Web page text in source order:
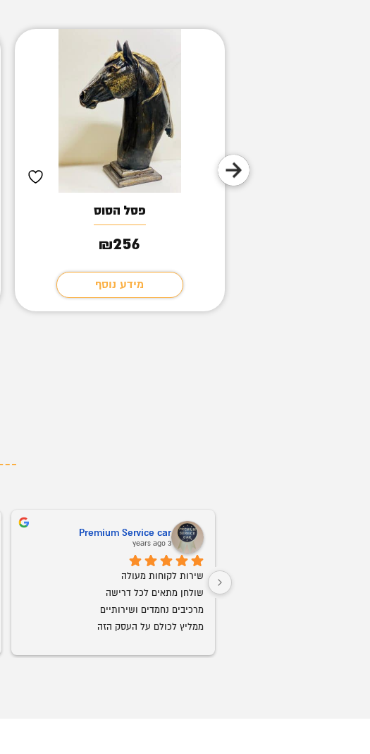
פסל הסוס
₪256
מידע נוסף
Premium Service car
3 years ago
שירות לקוחות מעולה
שולחן מתאים לכל דרישה
מרכיבים נחמדים ושירותיים
ממליץ לכולם על העסק הזה